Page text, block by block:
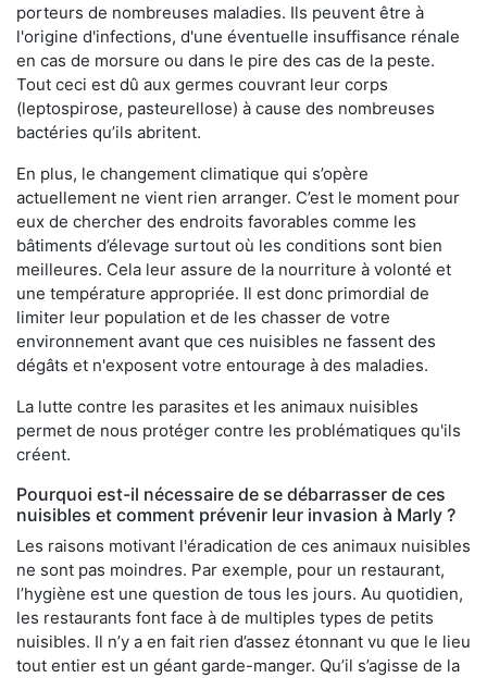
porteurs de nombreuses maladies. Ils peuvent être à
l'origine d'infections, d'une éventuelle insuffisance rénale
en cas de morsure ou dans le pire des cas de la peste.
Tout ceci est dû aux germes couvrant leur corps
(leptospirose, pasteurellose) à cause des nombreuses
bactéries qu’ils abritent.
En plus, le changement climatique qui s’opère
actuellement ne vient rien arranger. C’est le moment pour
eux de chercher des endroits favorables comme les
bâtiments d’élevage surtout où les conditions sont bien
meilleures. Cela leur assure de la nourriture à volonté et
une température appropriée. Il est donc primordial de
limiter leur population et de les chasser de votre
environnement avant que ces nuisibles ne fassent des
dégâts et n'exposent votre entourage à des maladies.
La lutte contre les parasites et les animaux nuisibles
permet de nous protéger contre les problématiques qu'ils
créent.
Pourquoi est-il nécessaire de se débarrasser de ces
nuisibles et comment prévenir leur invasion à Marly ?
Les raisons motivant l'éradication de ces animaux nuisibles
ne sont pas moindres. Par exemple, pour un restaurant,
l’hygiène est une question de tous les jours. Au quotidien,
les restaurants font face à de multiples types de petits
nuisibles. Il n’y a en fait rien d’assez étonnant vu que le lieu
tout entier est un géant garde-manger. Qu’il s’agisse de la